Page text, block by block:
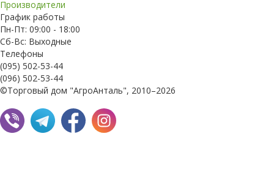
Производители
График работы
Пн-Пт: 09:00 - 18:00
Сб-Вс: Выходные
Телефоны
(095) 502-53-44
(096) 502-53-44
©Торговый дом "АгроАнталь", 2010–2026